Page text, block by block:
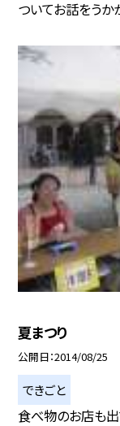
ついてお話をうか
夏まつり
公開日 2014/08/25
できごと
食べ物のお店も出